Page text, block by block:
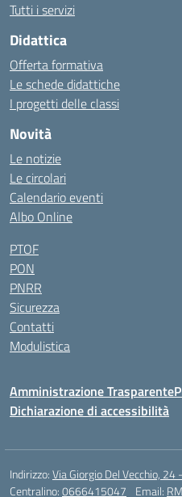
Tutti i servizi
Didattica
Offerta formativa
Le schede didattiche
I progetti delle classi
Novità
Le notizie
Le circolari
Calendario eventi
Albo Online
PTOF
PON
PNRR
Sicurezza
Contatti
Modulistica
Amministrazione Trasparente
Dichiarazione di accessibilità
Indirizzo:Via Giorgio Del Vecchio,
Centralino:0666415047 Email: